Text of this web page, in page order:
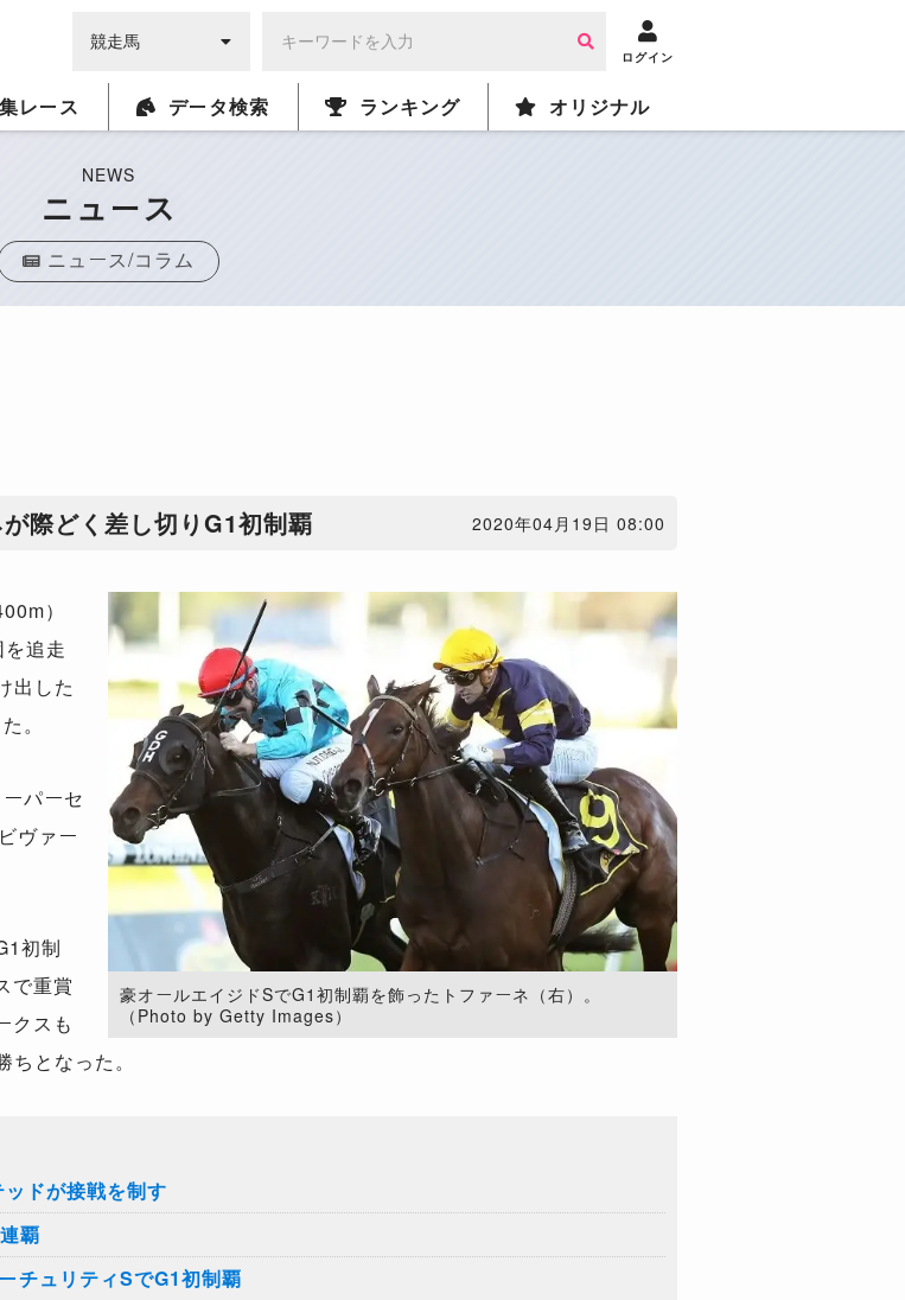
ログイン
レース データ検索 ランキング オリジナル
NEWS
ニュース
ニュース/コラム
際どく差し切りG1初制覇 2020年04月19日 08:00
豪オールエイジドSでG1初制覇を飾ったトファーネ（右）。
（Photo by Getty Images）
）
追走
出した
。
パーセ
ヴァー
初制
で重賞
クスも
となった。
ドが接戦を制す
覇
チュリティSでG1初制覇